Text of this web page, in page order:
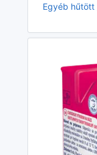
Egyéb hűtött